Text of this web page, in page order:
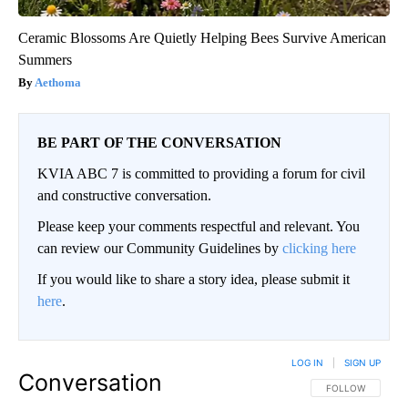
Ceramic Blossoms Are Quietly Helping Bees Survive American
Summers
Aethoma
BE PART OF THE CONVERSATION
KVIA ABC 7 is committed to providing a forum for civil
and constructive conversation.
Please keep your comments respectful and relevant. You
can review our Community Guidelines by clicking here
If you would like to share a story idea, please submit it
here.
Conversation FOLLOW THIS
FOLLOW
LOG IN SIGN UP